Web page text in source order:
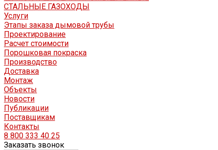
СТАЛЬНЫЕ ГАЗОХОДЫ
Услуги
Этапы заказа дымовой трубы
Проектирование
Расчет стоимости
Порошковая покраска
Производство
Доставка
Монтаж
Объекты
Новости
Публикации
Поставщикам
Контакты
8 800 333 40 25
Заказать звонок